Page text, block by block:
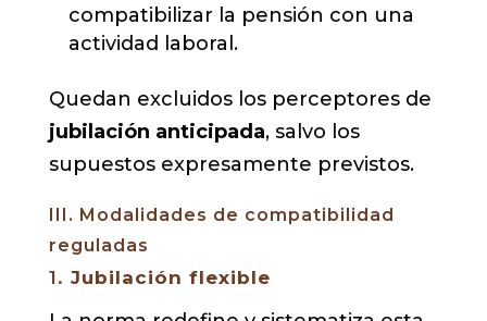
compatibilizar la pensión con una
actividad laboral.
Quedan excluidos los perceptores de
jubilación anticipada, salvo los
supuestos expresamente previstos.
III. Modalidades de compatibilidad
reguladas
1. Jubilación flexible